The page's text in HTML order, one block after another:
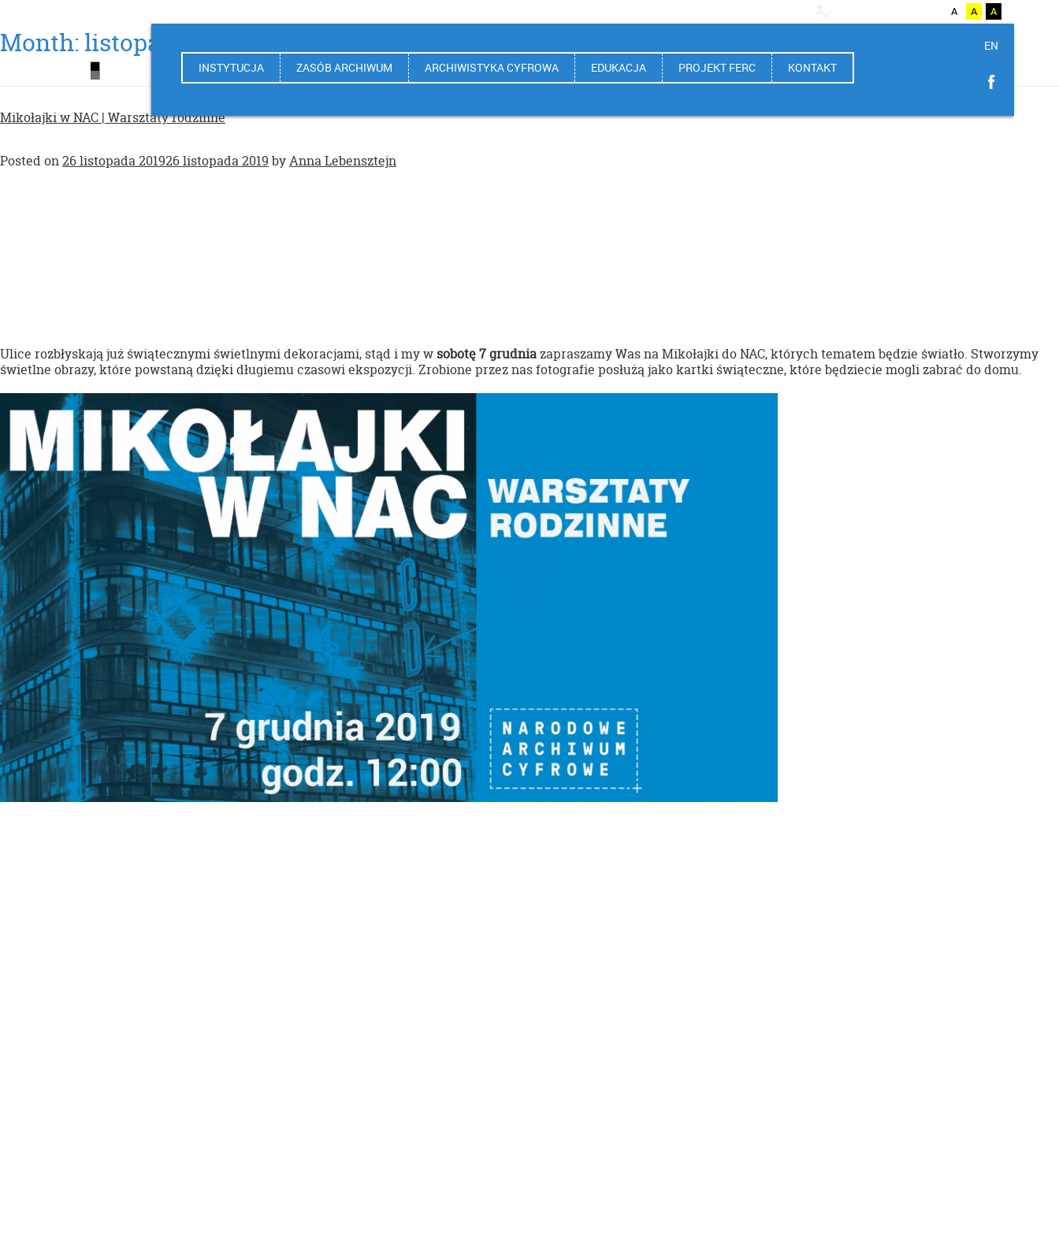
A A A
INSTYTUCJA ZASÓB ARCHIWUM ARCHIWISTYKA CYFROWA EDUKACJA PROJEKT FERC KONTAKT
EN
Month: listopad 2019
Mikołajki w NAC | Warsztaty rodzinne
Posted on26 listopada 201926 listopada 2019 byAnna Lebensztejn
Ulice rozbłyskają już świątecznymi świetlnymi dekoracjami, stąd i my w sobotę 7 grudniazapraszamy Was na Mikołajki do NAC, których tematem będzie światło. Stworzymy
świetlne obrazy, które powstaną dzięki długiemu czasowi ekspozycji. Zrobione przez nas fotografie posłużą jako kartki świąteczne, które będziecie mogli zabrać do domu.